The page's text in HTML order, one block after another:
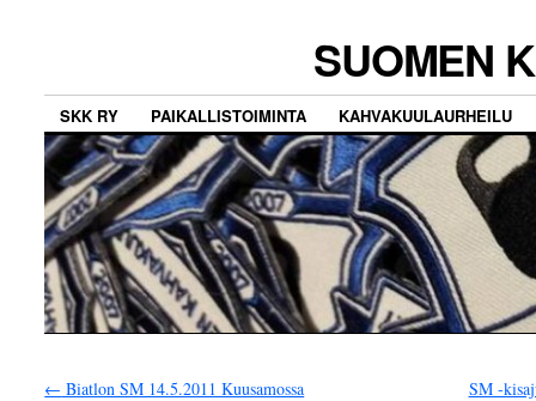
SUOMEN
SKK RY PAIKALLISTOIMINTA KAHVAKUULAURHEILU
← Biatlon SM 14.5.2011 Kuusamossa SM -